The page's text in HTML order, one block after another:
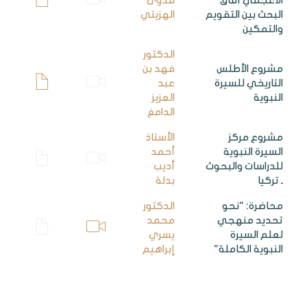
البحث بين التقويم
والتمكين
الهزيتي
مشروع الأطلس
التاريخي للسيرة
النبوية
الدكتور
فهد بن
عبد
العزيز
الدامغ
مشروع مركز
السيرة النبوية
للدراسات والبحوث
ـ تركيا
الأستاذ
أحمد
أديب
بدلة
محاضرة: "نحو
تحديد منهجي
لعلم السيرة
النبوية الكاملة"
الدكتور
محمد
يسري
إبراهيم